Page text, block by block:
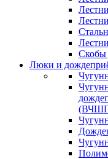
Скобы
Люки и